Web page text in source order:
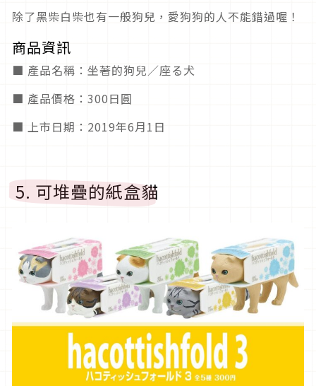
除了黑柴白柴也有一般狗兒，愛狗狗的人不能錯過喔！
商品資訊
■ 產品名稱：坐著的狗兒／座る犬
■ 產品價格：300日圓
■ 上市日期：2019年6月1日
5. 可堆疊的紙盒貓